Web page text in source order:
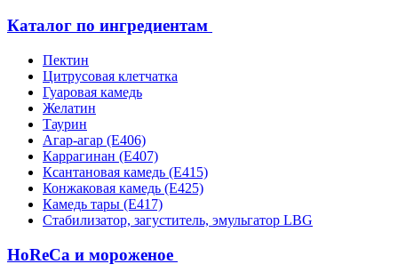
Каталог по ингредиентам
Пектин
Цитрусовая клетчатка
Гуаровая камедь
Желатин
Таурин
Агар-агар (Е406)
Каррагинан (Е407)
Ксантановая камедь (Е415)
Конжаковая камедь (Е425)
Камедь тары (Е417)
Стабилизатор, загуститель, эмульгатор LBG
HoReCa и мороженое